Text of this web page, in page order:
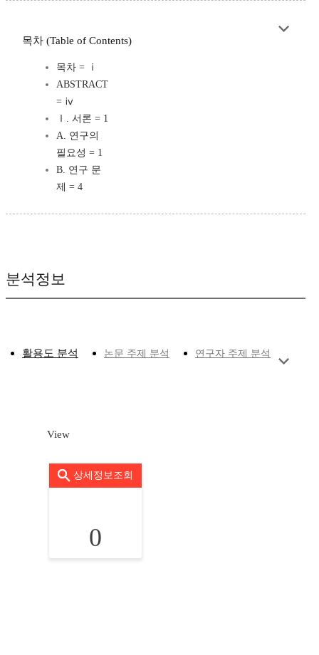
목차 (Table of Contents)
목차 = ⅰ
ABSTRACT
= ⅳ
Ⅰ. 서론 = 1
A. 연구의
필요성 = 1
B. 연구 문
제 = 4
분석정보
활용도 분석 논문 주제 분석 연구자 주제 분석
View
상세정보조회
0